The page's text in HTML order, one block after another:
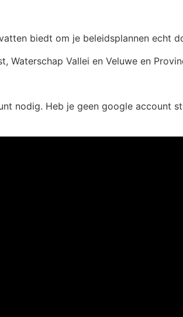
biedt om je beleidsplannen echt
Waterschap Vallei en Veluwe en
nodig. Heb je geen google account